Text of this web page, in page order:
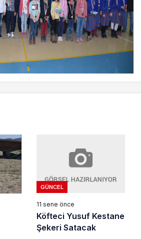
GÜNCEL
11 sene önce
Köfteci Yusuf Kestane
Şekeri Satacak